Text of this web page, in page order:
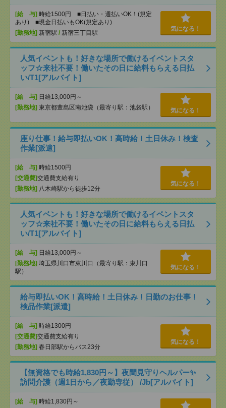
[給 与] 時給1500円 ■日払い・週払いOK！(規定
あり) ■現金日払いもOK(規定あり)
[勤務地] 新宿駅 / 新宿三丁目駅
気になる！
人気イベントも！好きな場所で働けるイベントスタ
ッフ☆来社不要！働いたその日に給料もらえる日払
い/T1[アルバイト]
[給 与] 日給13,000円～
[勤務地] 東京都豊島区南池袋（最寄り駅：池袋駅） 気になる！
座り仕事！給与即払いOK！高時給！土日休み！検査
作業[派遣]
[給 与] 時給1500円
[交通費]交通費支給有り
[勤務地] 八木崎駅から徒歩12分
気になる！
人気イベントも！好きな場所で働けるイベントスタ
ッフ☆来社不要！働いたその日に給料もらえる日払
い/T1[アルバイト]
[給 与] 日給13,000円～
[勤務地] 埼玉県川口市東川口（最寄り駅：東川口
駅）
気になる！
給与即払いOK！高時給！土日休み！日勤のお仕事！
検品作業[派遣]
[給 与] 時給1300円
[交通費]交通費支給有り
[勤務地] 春日部駅からバス23分
気になる！
【無資格でも時給1,830円～】夜間見守りヘルパー✨
訪問介護（週1日から／夜勤専従） /Jb[アルバイト]
[給 与] 時給1,830円～